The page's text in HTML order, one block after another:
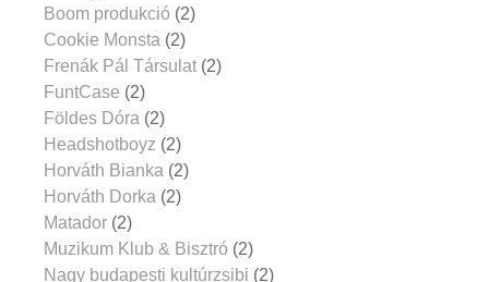
Boom produkció (2)
Cookie Monsta (2)
Frenák Pál Társulat (2)
FuntCase (2)
Földes Dóra (2)
Headshotboyz (2)
Horváth Bianka (2)
Horváth Dorka (2)
Matador (2)
Muzikum Klub & Bisztró (2)
Nagy budapesti kultúrzsibi (2)